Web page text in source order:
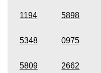
1194 5898
5348 0975
5809 2662